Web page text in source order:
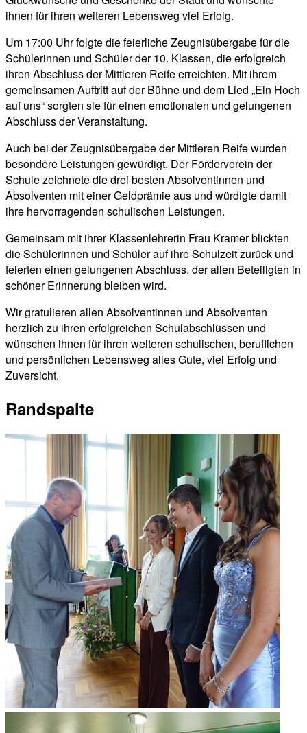
ihnen für ihren weiteren Lebensweg viel Erfolg.
Um 17:00 Uhr folgte die feierliche Zeugnisübergabe für die
Schülerinnen und Schüler der 10. Klassen, die erfolgreich
ihren Abschluss der Mittleren Reife erreichten. Mit ihrem
gemeinsamen Auftritt auf der Bühne und dem Lied „Ein Hoch
auf uns“ sorgten sie für einen emotionalen und gelungenen
Abschluss der Veranstaltung.
Auch bei der Zeugnisübergabe der Mittleren Reife wurden
besondere Leistungen gewürdigt. Der Förderverein der
Schule zeichnete die drei besten Absolventinnen und
Absolventen mit einer Geldprämie aus und würdigte damit
ihre hervorragenden schulischen Leistungen.
Gemeinsam mit ihrer Klassenlehrerin Frau Kramer blickten
die Schülerinnen und Schüler auf ihre Schulzeit zurück und
feierten einen gelungenen Abschluss, der allen Beteiligten in
schöner Erinnerung bleiben wird.
Wir gratulieren allen Absolventinnen und Absolventen
herzlich zu ihren erfolgreichen Schulabschlüssen und
wünschen ihnen für ihren weiteren schulischen, beruflichen
und persönlichen Lebensweg alles Gute, viel Erfolg und
Zuversicht.
Randspalte